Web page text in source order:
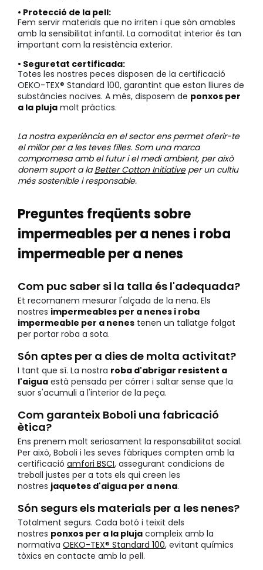
• Protecció de la pell:
Fem servir materials que no irriten i que són amables
amb la sensibilitat infantil. La comoditat interior és tan
important com la resistència exterior.
• Seguretat certificada:
Totes les nostres peces disposen de la certificació
OEKO-TEX® Standard 100, garantint que estan lliures de
substàncies nocives. A més, disposem de ponxos per
a la pluja molt pràctics.
La nostra experiència en el sector ens permet oferir-te
el millor per a les teves filles. Som una marca
compromesa amb el futur i el medi ambient, per això
donem suport a laBetter Cotton Initiativeper un cultiu
més sostenible i responsable.
Preguntes freqüents sobre
impermeables per a nenes i roba
impermeable per a nenes
Com puc saber si la talla és l'adequada?
Et recomanem mesurar l'alçada de la nena. Els
nostres impermeables per a nenes i roba
impermeable per a nenes tenen un tallatge folgat
per portar roba a sota.
Són aptes per a dies de molta activitat?
I tant que sí. La nostra roba d'abrigar resistent a
l'aigua està pensada per córrer i saltar sense que la
suor s'acumuli a l'interior de la peça.
Com garanteix Boboli una fabricació
ètica?
Ens prenem molt seriosament la responsabilitat social.
Per això, Boboli i les seves fàbriques compten amb la
certificació amfori BSCI, assegurant condicions de
treball justes per a tots els qui creen les
nostres jaquetes d'aigua per a nena.
Són segurs els materials per a les nenes?
Totalment segurs. Cada botó i teixit dels
nostres ponxos per a la pluja compleix amb la
normativa OEKO-TEX® Standard 100, evitant químics
tòxics en contacte amb la pell.